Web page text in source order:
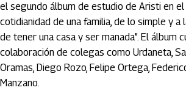
el segundo álbum de estudio de Aristi en
cotidianidad de una familia, de lo simple y
de tener una casa y ser manada”. El álbum
colaboración de colegas como Urdaneta,
Oramas, Diego Rozo, Felipe Ortega,
Manzano.